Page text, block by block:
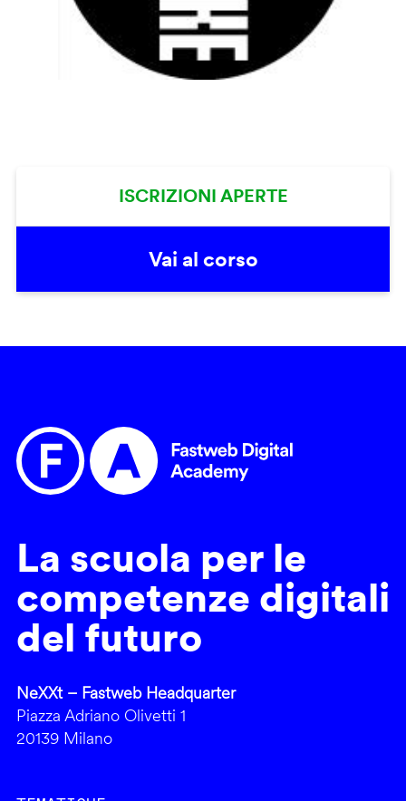
ISCRIZIONI APERTE
Vai al corso
La scuola per le
competenze digitali
del futuro
NeXXt – Fastweb Headquarter
Piazza Adriano Olivetti 1
20139 Milano